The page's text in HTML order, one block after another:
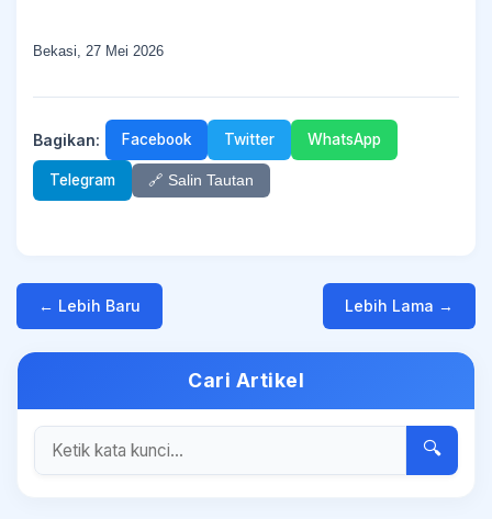
Bekasi, 27 Mei 2026
Bagikan: Facebook Twitter WhatsApp
Telegram 🔗 Salin Tautan
← Lebih Baru Lebih Lama →
Cari Artikel
🔍